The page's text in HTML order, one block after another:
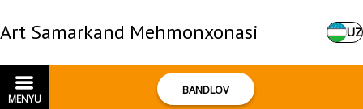
Art Samarkand Mehmonxonasi UZ
MENYU
BANDLOV